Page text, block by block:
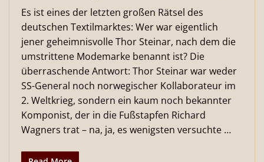
Es ist eines der letzten großen Rätsel des
deutschen Textilmarktes: Wer war eigentlich
jener geheimnisvolle Thor Steinar, nach dem die
umstrittene Modemarke benannt ist? Die
überraschende Antwort: Thor Steinar war weder
SS-General noch norwegischer Kollaborateur im
2. Weltkrieg, sondern ein kaum noch bekannter
Komponist, der in die Fußstapfen Richard
Wagners trat – na, ja, es wenigsten versuchte …